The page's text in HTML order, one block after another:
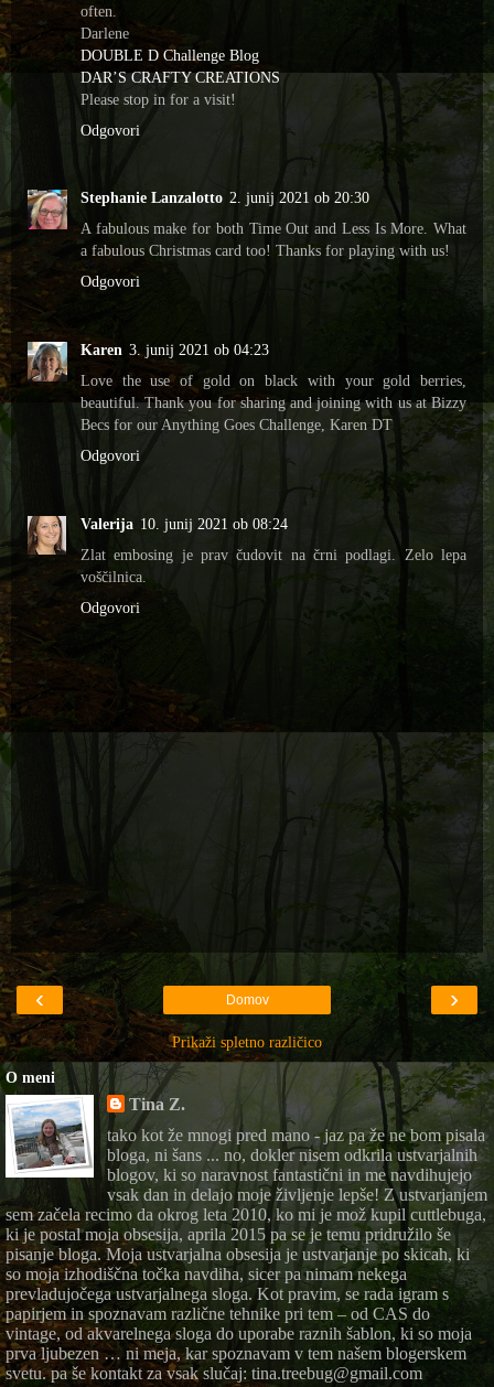
often.
Darlene
DOUBLE D Challenge Blog
DAR’S CRAFTY CREATIONS
Please stop in for a visit!
Odgovori
Stephanie Lanzalotto 2. junij 2021 ob 20:30
A fabulous make for both Time Out and Less Is More. What
a fabulous Christmas card too! Thanks for playing with us!
Odgovori
Karen 3. junij 2021 ob 04:23
Love the use of gold on black with your gold berries,
beautiful. Thank you for sharing and joining with us at Bizzy
Becs for our Anything Goes Challenge, Karen DT
Odgovori
Valerija 10. junij 2021 ob 08:24
Zlat embosing je prav čudovit na črni podlagi. Zelo lepa
voščilnica.
Odgovori
‹ ›
Domov
Prikaži spletno različico
O meni
Tina Z.
tako kot že mnogi pred mano - jaz pa že ne bom pisala
bloga, ni šans ... no, dokler nisem odkrila ustvarjalnih
blogov, ki so naravnost fantastični in me navdihujejo
vsak dan in delajo moje življenje lepše! Z ustvarjanjem
sem začela recimo da okrog leta 2010, ko mi je mož kupil cuttlebuga,
ki je postal moja obsesija, aprila 2015 pa se je temu pridružilo še
pisanje bloga. Moja ustvarjalna obsesija je ustvarjanje po skicah, ki
so moja izhodiščna točka navdiha, sicer pa nimam nekega
prevladujočega ustvarjalnega sloga. Kot pravim, se rada igram s
papirjem in spoznavam različne tehnike pri tem – od CAS do
vintage, od akvarelnega sloga do uporabe raznih šablon, ki so moja
prva ljubezen … ni meja, kar spoznavam v tem našem blogerskem
svetu. pa še kontakt za vsak slučaj: tina.treebug@gmail.com